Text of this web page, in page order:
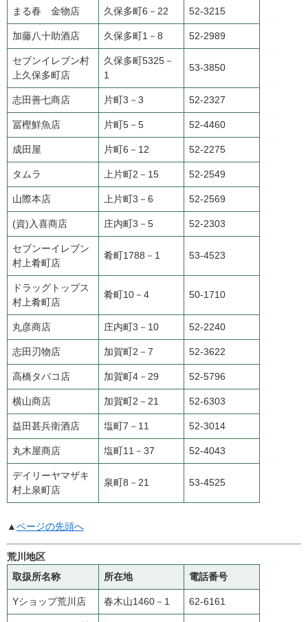
まる春 金物店 久保多町6－22 52-3215
加藤八十助酒店 久保多町1－8 52-2989
セブンイレブン村
上久保多町店
久保多町5325－
1
53-3850
志田善七商店 片町3－3 52-2327
冨樫鮮魚店 片町5－5 52-4460
成田屋 片町6－12 52-2275
タムラ 上片町2－15 52-2549
山際本店 上片町3－6 52-2569
(資)入喜商店 庄内町3－5 52-2303
セブンーイレブン
村上肴町店
肴町1788－1 53-4523
ドラッグトップス
村上肴町店
肴町10－4 50-1710
丸彦商店 庄内町3－10 52-2240
志田刃物店 加賀町2－7 52-3622
高橋タバコ店 加賀町4－29 52-5796
横山商店 加賀町2－21 52-6303
益田甚兵衛酒店 塩町7－11 52-3014
丸木屋商店 塩町11－37 52-4043
デイリーヤマザキ
村上泉町店
泉町8－21 53-4525
▲ページの先頭へ
荒川地区
取扱所名称
所在地 電話番号
Yショップ荒川店 春木山1460－1 62-6161